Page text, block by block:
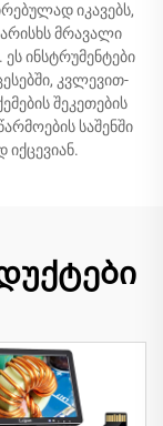
იკავებს,
მრავალი
ეს ინსტრუმენტები
კვლევით-
შეკეთების
საშენში